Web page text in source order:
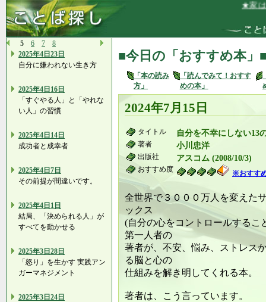
★家は、
5 6 7
8
2025年4日23日
自分に嫌われない生き方
2025年4日16日
「すぐやる人」と「やれな
い人」の習慣
2025年4日14日
成功者と成幸者
2025年4日7日
その前提が間違いです。
2025年4日1日
結局、「決められる人」が
すべてを動かせる
2025年3日28日
「怒り」を生かす 実践アン
ガーマネジメント
2025年3日24日
■今日の「おすすめ本」
「本の読み
方」
「読んでみて！おすす
めの本」
2024年7月15日
タイトル 自分を不幸にしない13
著者 小川忠洋
出版社 アスコム (2008/10/3)
おすすめ度 ※おすす
全世界で３０００万人を変えた
ックス
(自分の心をコントロールするこ
第一人者の
著者が、不安、悩み、ストレス
る脳と心の
仕組みを解き明してくれる本。
著者は、こう言っています。